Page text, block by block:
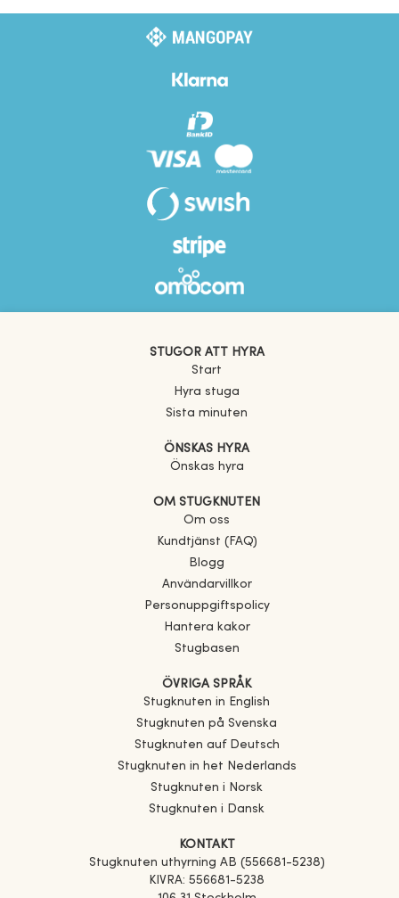
STUGOR ATT HYRA
Start
Hyra stuga
Sista minuten
ÖNSKAS HYRA
Önskas hyra
OM STUGKNUTEN
Om oss
Kundtjänst (FAQ)
Blogg
Användarvillkor
Personuppgiftspolicy
Hantera kakor
Stugbasen
ÖVRIGA SPRÅK
Stugknuten in English
Stugknuten på Svenska
Stugknuten auf Deutsch
Stugknuten in het Nederlands
Stugknuten i Norsk
Stugknuten i Dansk
KONTAKT
Stugknuten uthyrning AB (556681-5238)
KIVRA: 556681-5238